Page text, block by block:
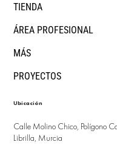
TIENDA
ÁREA PROFESIONAL
MÁS
PROYECTOS
Ubicación
Calle Molino Chico, Polígono
Librilla, Murcia